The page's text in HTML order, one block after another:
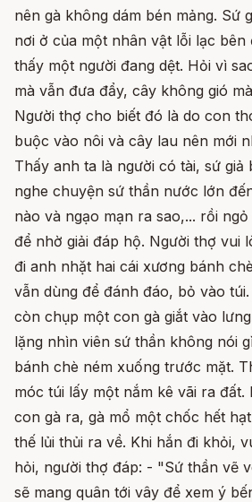
nên gà không dám bén mảng. Sứ
nơi ở của một nhân vật lỗi lạc
thấy một người đang dệt. Hỏi vì
mà vẫn đưa đẩy, cây không gió
Người thợ cho biết đó là do con
buộc vào nôi và cây lau nên mới
Thấy anh ta là người có tài, sứ giả
nghe chuyện sứ thần nước lớn
nào và ngạo mạn ra sao,... rồi
để nhờ giải đáp hộ. Người thợ vui
đi anh nhặt hai cái xương bánh
vẫn dùng để đánh đáo, bỏ vào
còn chụp một con gà giắt vào
lặng nhìn viên sứ thần không nói
bánh chè ném xuống trước mặt.
móc túi lấy một nắm kê vãi ra đất.
con gà ra, gà mổ một chốc hết
thế lủi thủi ra về. Khi hắn đi khỏi,
hỏi, người thợ đáp: - "Sứ thần vẽ
sẽ mang quân tới vây để xem ý